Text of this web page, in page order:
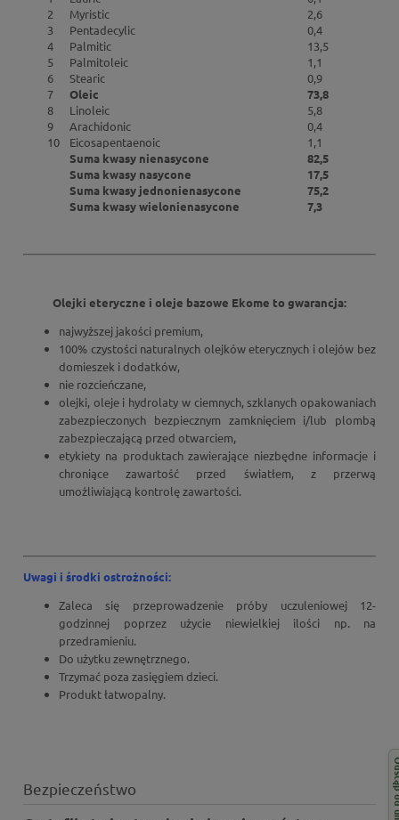
2
Myristic
2,6
3
Pentadecylic
0,4
4
Palmitic
13,5
5
Palmitoleic
1,1
6
Stearic
0,9
7
Oleic
73,8
8
Linoleic
5,8
9
Arachidonic
0,4
10
Eicosapentaenoic
1,1
Suma kwasy nienasycone
82,5
Suma kwasy nasycone
17,5
Suma kwasy jednonienasycone
75,2
Suma kwasy wielonienasycone
7,3
Olejki eteryczne i oleje bazowe Ekome to gwarancja:
najwyższej jakości premium,
100% czystości naturalnych olejków eterycznych i olejów bez
domieszek i dodatków,
nie rozcieńczane,
olejki, oleje i hydrolaty w ciemnych, szklanych opakowaniach
zabezpieczonych bezpiecznym zamknięciem i/lub plombą
zabezpieczającą przed otwarciem,
etykiety na produktach zawierające niezbędne informacje i
chroniące zawartość przed światłem, z przerwą
umożliwiającą kontrolę zawartości.
Uwagi i środki ostrożności:
Zaleca się przeprowadzenie próby uczuleniowej 12-
godzinnej poprzez użycie niewielkiej ilości np. na
przedramieniu.
Do użytku zewnętrznego.
Trzymać poza zasięgiem dzieci.
Produkt łatwopalny.
Bezpieczeństwo